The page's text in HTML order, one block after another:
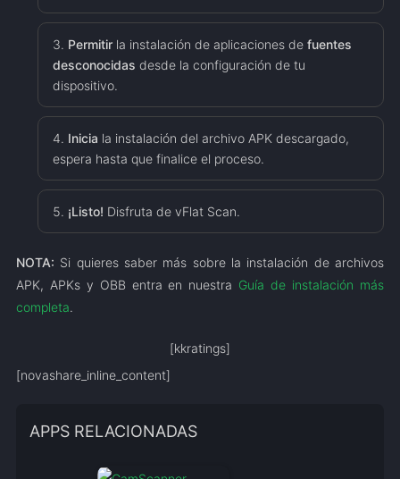
Permitirla instalación de aplicaciones de fuentes
desconocidas desde la configuración de tu
dispositivo.
Inicia la instalación del archivo APK descargado,
espera hasta que finalice el proceso.
¡Listo! Disfruta de vFlat Scan.
NOTA: Si quieres saber más sobre la instalación de archivos
APK, APKs y OBB entra en nuestra Guía de instalación más
completa.
[kkratings]
[novashare_inline_content]
APPS RELACIONADAS